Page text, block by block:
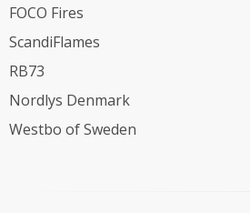
FOCO Fires
ScandiFlames
RB73
Nordlys Denmark
Westbo of Sweden